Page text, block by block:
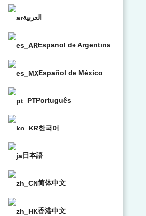
العربية
Español de Argentina
Español de México
Português
한국어
日本語
简体中文
香港中文